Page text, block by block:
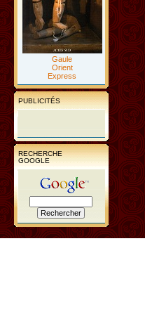
Gaule
Orient
Express
PUBLICITÉS
RECHERCHE
GOOGLE